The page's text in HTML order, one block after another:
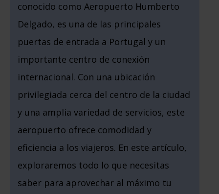
conocido como Aeropuerto Humberto
Delgado, es una de las principales
puertas de entrada a Portugal y un
importante centro de conexión
internacional. Con una ubicación
privilegiada cerca del centro de la ciudad
y una amplia variedad de servicios, este
aeropuerto ofrece comodidad y
eficiencia a los viajeros. En este artículo,
exploraremos todo lo que necesitas
saber para aprovechar al máximo tu